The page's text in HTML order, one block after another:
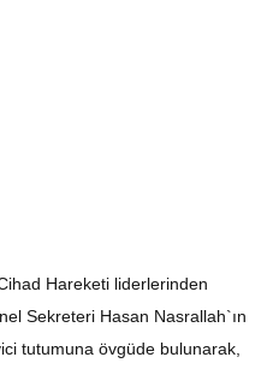
Hareketi liderlerinden
Sekreteri Hasan Nasrallah`ın
tutumuna övgüde bulunarak,